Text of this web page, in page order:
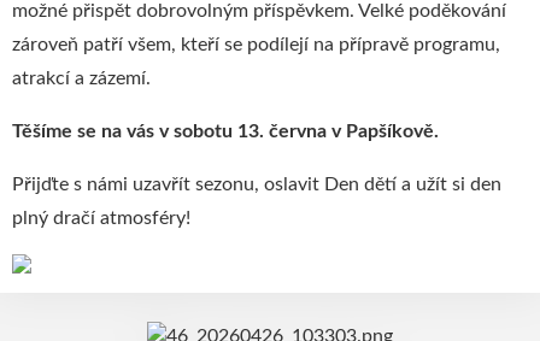
možné přispět dobrovolným příspěvkem. Velké poděkování
zároveň patří všem, kteří se podílejí na přípravě programu,
atrakcí a zázemí.
Těšíme se na vás v sobotu 13. června v Papšíkově.
Přijďte s námi uzavřít sezonu, oslavit Den dětí a užít si den
plný dračí atmosféry!